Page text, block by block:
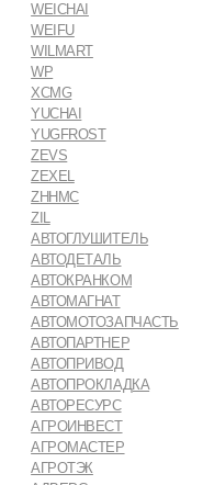
WEICHAI
WEIFU
WILMART
WP
XCMG
YUCHAI
YUGFROST
ZEVS
ZEXEL
ZHHMC
ZIL
АВТОГЛУШИТЕЛЬ
АВТОДЕТАЛЬ
АВТОКРАНКОМ
АВТОМАГНАТ
АВТОМОТОЗАПЧАСТЬ
АВТОПАРТНЕР
АВТОПРИВОД
АВТОПРОКЛАДКА
АВТОРЕСУРС
АГРОИНВЕСТ
АГРОМАСТЕР
АГРОТЭК